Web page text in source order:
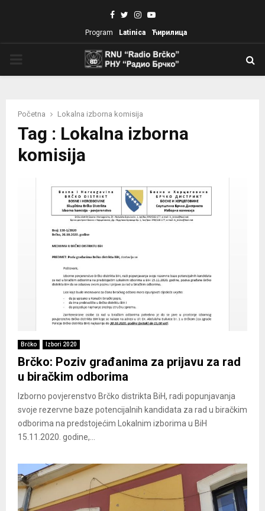
Facebook
TwitterInstagram
Youtube
Program Latinica Ћирилица
Početna Lokalna izborna komisija
Tag : Lokalna izborna
komisija
Brčko Izbori 2020
Brčko: Poziv građanima za prijavu za rad
u biračkim odborima
Izborno povjerenstvo Brčko distrikta BiH, radi popunjavanja
svoje rezervne baze potencijalnih kandidata za rad u biračkim
odborima na predstojećim Lokalnim izborima u BiH
15.11.2020. godine,...